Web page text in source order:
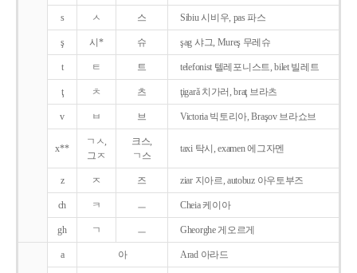
s ㅅ 스 Sibiu 시비우, pas 파스
ş 시* 슈 şag 샤그, Mureş 무레슈
t ㅌ 트 telefonist 텔레포니스트, bilet 빌레트
ţ ㅊ 츠 ţigarǎ 치가러, braţ 브라츠
v ㅂ 브 Victoria 빅토리아, Braşov 브라쇼브
x**
ㄱㅅ,
그ㅈ
크스,
ㄱ스
taxi 탁시, examen 에그자멘
z ㅈ 즈 ziar 지아르, autobuz 아우토부즈
ch ㅋ ㅡ Cheia 케이아
gh ㄱ ㅡ Gheorghe 게오르게
a 아 Arad 아라드